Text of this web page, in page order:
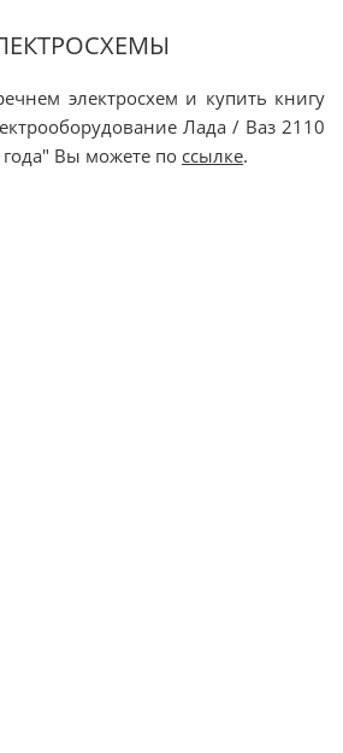
электросхем и купить книгу
Лада / Ваз 2110
Вы можете по ссылке.